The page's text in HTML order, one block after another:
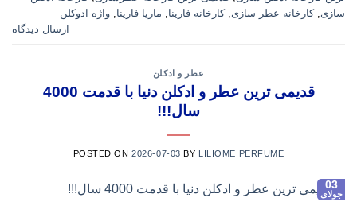
سازی,کارخانه عطر سازی,کارخانه فارینا, ماریا فارینا, واژه ادوکلن
ارسال دیدگاه
عطر و ادکلن
قدیمی ترین عطر و ادکلن دنیا با قدمت 4000
سال!!!
POSTED ON2026-07-03 BY LILIOME PERFUME
03
جولای